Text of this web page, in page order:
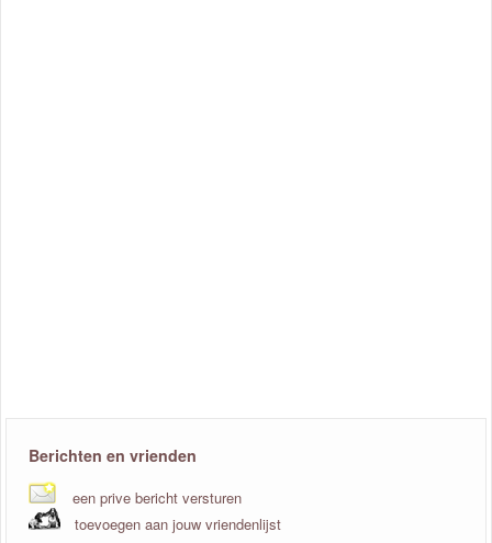
Berichten en vrienden
een prive bericht versturen
toevoegen aan jouw vriendenlijst